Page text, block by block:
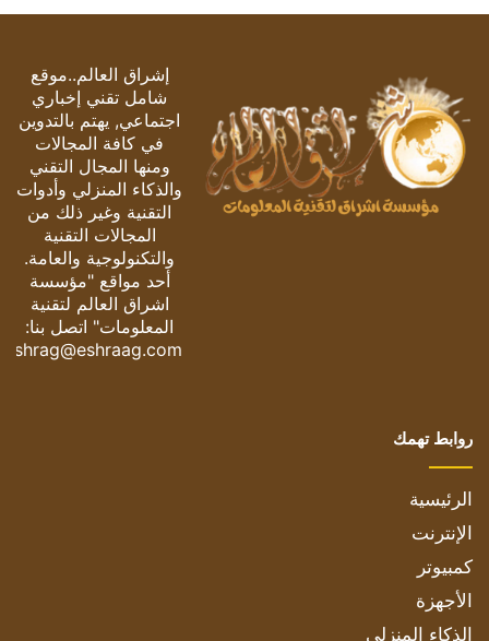
إشراق العالم..موقع
شامل تقني إخباري
اجتماعي, يهتم بالتدوين
في كافة المجالات
ومنها المجال التقني
والذكاء المنزلي وأدوات
التقنية وغير ذلك من
المجالات التقنية
والتكنولوجية والعامة.
أحد مواقع "مؤسسة
اشراق العالم لتقنية
المعلومات" اتصل بنا:
eshrag@eshraag.com
روابط تهمك
الرئيسية
الإنترنت
كمبيوتر
الأجهزة
الذكاء المنزلي